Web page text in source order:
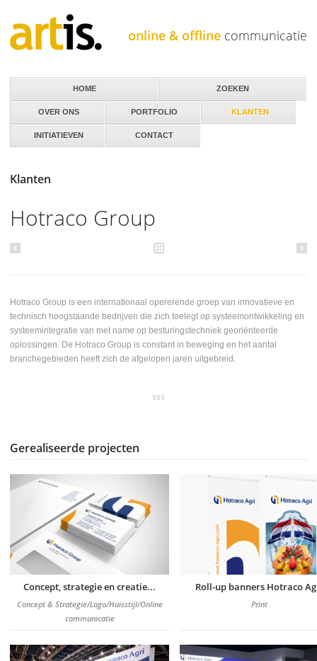
online & offline communicatie
Klanten
Hotraco Group
Hotraco Group is een internationaal opererende groep van innovatieve en
technisch hoogstaande bedrijven die zich toelegt op systeemontwikkeling en
systeemintegratie van met name op besturingstechniek georiënteerde
oplossingen. De Hotraco Group is constant in beweging en het aantal
branchegebieden heeft zich de afgelopen jaren uitgebreid.
Gerealiseerde projecten
Concept, strategie en creatie...
Concept & Strategie/Logo/Huisstijl/Online
communicatie
Roll-up banners Hotraco
Print
HOME
OVER ONS PORTFOLIO KLANTEN
INITIATIEVEN CONTACT
ZOEKEN